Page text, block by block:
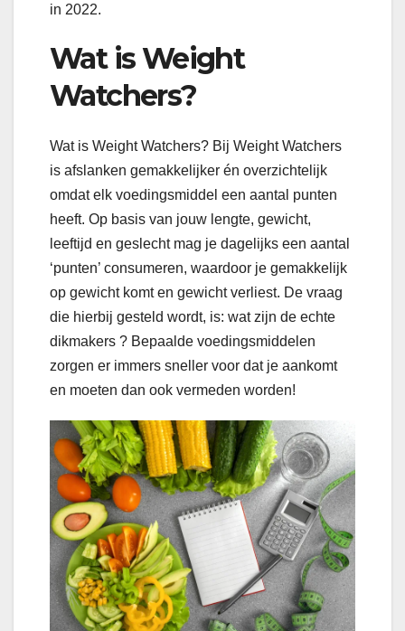
in 2022.
Wat is Weight
Watchers?
Wat is Weight Watchers? Bij Weight Watchers
is afslanken gemakkelijker én overzichtelijk
omdat elk voedingsmiddel een aantal punten
heeft. Op basis van jouw lengte, gewicht,
leeftijd en geslecht mag je dagelijks een aantal
‘punten’ consumeren, waardoor je gemakkelijk
op gewicht komt en gewicht verliest. De vraag
die hierbij gesteld wordt, is: wat zijn de echte
dikmakers ? Bepaalde voedingsmiddelen
zorgen er immers sneller voor dat je aankomt
en moeten dan ook vermeden worden!